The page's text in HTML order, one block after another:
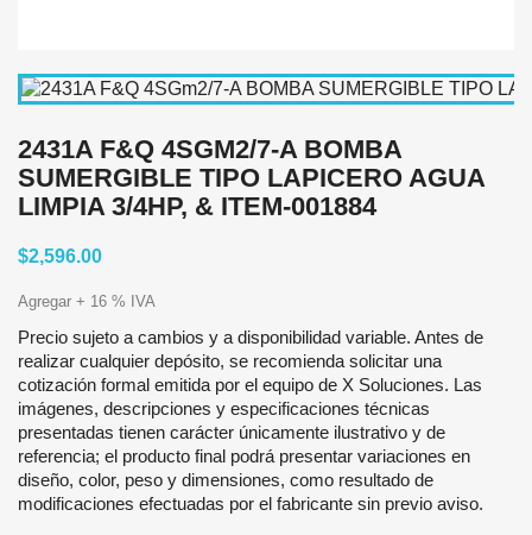
2431A F&Q 4SGM2/7-A BOMBA
SUMERGIBLE TIPO LAPICERO AGUA
LIMPIA 3/4HP, & ITEM-001884
$2,596.00
Agregar + 16 % IVA
Precio sujeto a cambios y a disponibilidad variable. Antes de
realizar cualquier depósito, se recomienda solicitar una
cotización formal emitida por el equipo de X Soluciones. Las
imágenes, descripciones y especificaciones técnicas
presentadas tienen carácter únicamente ilustrativo y de
referencia; el producto final podrá presentar variaciones en
diseño, color, peso y dimensiones, como resultado de
modificaciones efectuadas por el fabricante sin previo aviso.